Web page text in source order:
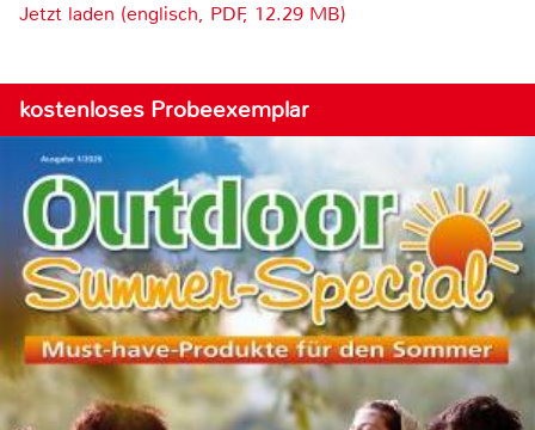
Jetzt laden (englisch, PDF, 12.29 MB)
kostenloses Probeexemplar